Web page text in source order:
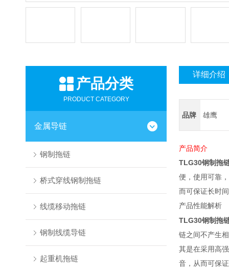
产品分类
PRODUCT CATEGORY
金属导链
钢制拖链
桥式穿线钢制拖链
线缆移动拖链
钢制线缆导链
起重机拖链
详细介绍
品牌 雄鹰
产品简介
TLG30钢制拖
便，使用可靠
而可保证长时
产品性能解析
TLG30钢制拖
链之间不产生
其是在采用高
音，从而可保